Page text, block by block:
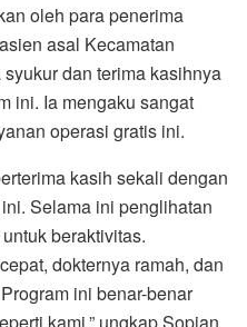
oleh para penerima
asal Kecamatan
dan terima kasihnya
ini. Ia mengaku sangat
operasi gratis ini.
kasih sekali dengan
Selama ini penglihatan
beraktivitas.
dokternya ramah, dan
ini benar-benar
kami,” ungkap Sopian